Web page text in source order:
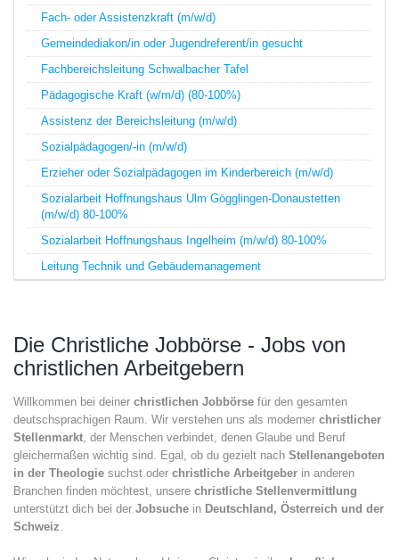
Fach- oder Assistenzkraft (m/w/d)
Gemeindediakon/in oder Jugendreferent/in gesucht
Fachbereichsleitung Schwalbacher Tafel
Pädagogische Kraft (w/m/d) (80-100%)
Assistenz der Bereichsleitung (m/w/d)
Sozialpädagogen/-in (m/w/d)
Erzieher oder Sozialpädagogen im Kinderbereich (m/w/d)
Sozialarbeit Hoffnungshaus Ulm Gögglingen-Donaustetten
(m/w/d) 80-100%
Sozialarbeit Hoffnungshaus Ingelheim (m/w/d) 80-100%
Leitung Technik und Gebäudemanagement
Die Christliche Jobbörse - Jobs von
christlichen Arbeitgebern
Willkommen bei deiner christlichen Jobbörse für den gesamten
deutschsprachigen Raum. Wir verstehen uns als moderner christlicher
Stellenmarkt, der Menschen verbindet, denen Glaube und Beruf
gleichermaßen wichtig sind. Egal, ob du gezielt nach Stellenangeboten
in der Theologie suchst oder christliche Arbeitgeber in anderen
Branchen finden möchtest, unsere christliche Stellenvermittlung
unterstützt dich bei der Jobsuche in Deutschland, Österreich und der
Schweiz.